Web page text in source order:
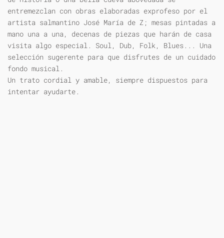
entremezclan con obras elaboradas exprofeso por el
artista salmantino José María de Z; mesas pintadas a
mano una a una, decenas de piezas que harán de casa
visita algo especial. Soul, Dub, Folk, Blues... Una
selección sugerente para que disfrutes de un cuidado
fondo musical.
Un trato cordial y amable, siempre dispuestos para
intentar ayudarte.